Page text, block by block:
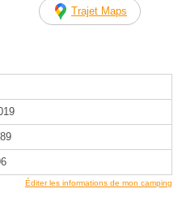
Trajet Maps
Éditer les informations de mon camping